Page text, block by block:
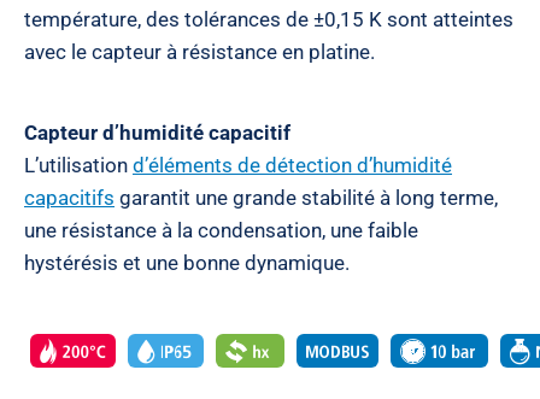
température, des tolérances de ±0,15 K sont atteintes
avec le capteur à résistance en platine.
Capteur d’humidité capacitif
L’utilisation d’éléments de détection d’humidité
capacitifs garantit une grande stabilité à long terme,
une résistance à la condensation, une faible
hystérésis et une bonne dynamique.